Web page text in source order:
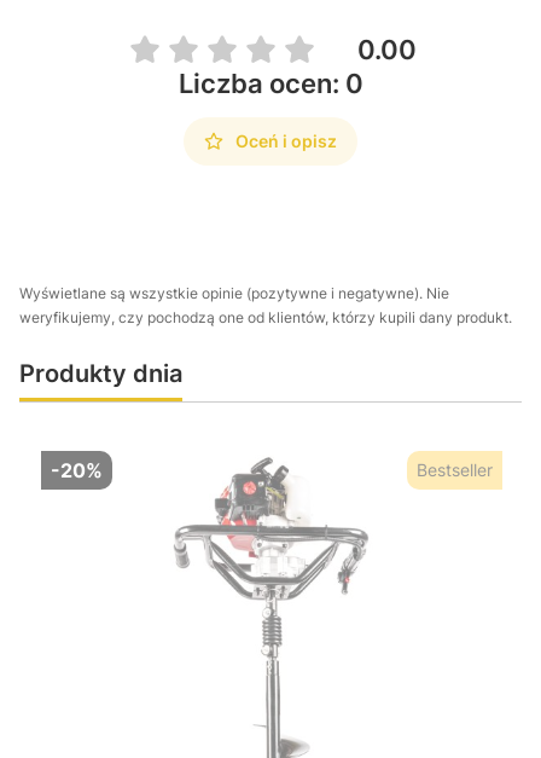
0.00
Liczba ocen: 0
Oceń i opisz
Wyświetlane są wszystkie opinie (pozytywne i negatywne). Nie
weryfikujemy, czy pochodzą one od klientów, którzy kupili dany produkt.
Produkty dnia
-20% Bestseller